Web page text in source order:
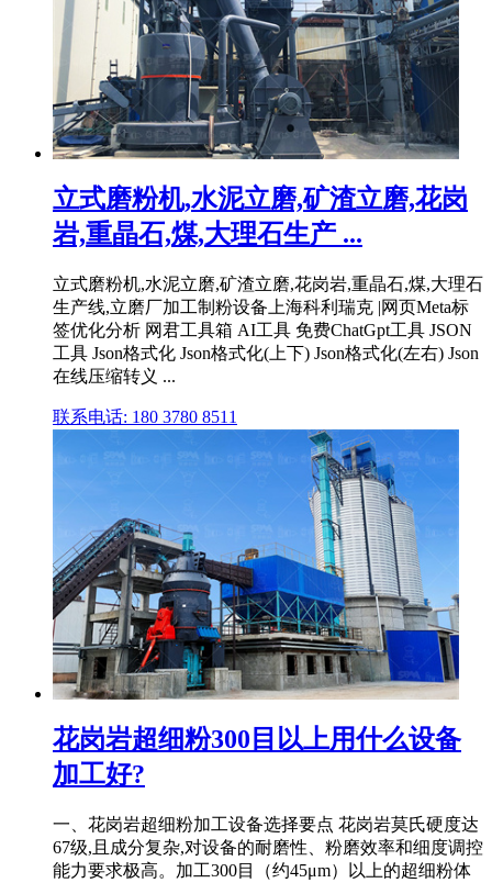
立式磨粉机,水泥立磨,矿渣立磨,花岗
岩,重晶石,煤,大理石生产 ...
立式磨粉机,水泥立磨,矿渣立磨,花岗岩,重晶石,煤,大理石
生产线,立磨厂加工制粉设备上海科利瑞克 |网页Meta标
签优化分析 网君工具箱 AI工具 免费ChatGpt工具 JSON
工具 Json格式化 Json格式化(上下) Json格式化(左右) Json
在线压缩转义 ...
联系电话: 180 3780 8511
花岗岩超细粉300目以上用什么设备
加工好?
一、花岗岩超细粉加工设备选择要点 花岗岩莫氏硬度达
67级,且成分复杂,对设备的耐磨性、粉磨效率和细度调控
能力要求极高。加工300目（约45μm）以上的超细粉体